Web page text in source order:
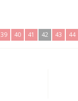
39 40 41 42 43 44